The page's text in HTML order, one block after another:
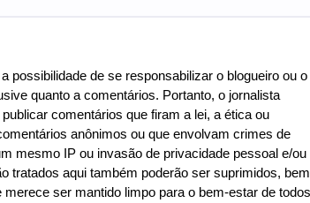
possibilidade de se responsabilizar o blogueiro ou o
quanto a comentários. Portanto, o jornalista
comentários que firam a lei, a ética ou
anônimos ou que envolvam crimes de
mesmo IP ou invasão de privacidade pessoal e/ou
tratados aqui também poderão ser suprimidos, bem
ser mantido limpo para o bem-estar de todos